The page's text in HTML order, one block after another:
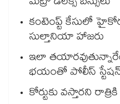
కంటెంప్ట్ కేసులో
సుల్తానియా హాజరు
ఇలా
భయంతో పోలీస్
కోర్టుకు వస్తారని